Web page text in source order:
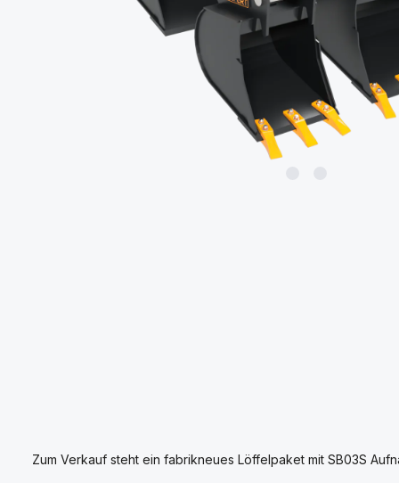
Zum Verkauf steht ein fabrikneues Löffelpaket mit SB03S